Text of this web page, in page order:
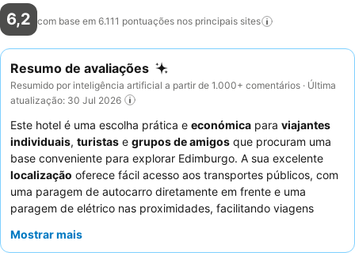
6,2 com base em 6.111 pontuações nos principais sites
Resumo de avaliações
Resumido por inteligência artificial a partir de 1.000+ comentários · Última
atualização: 30 Jul 2026
Este hotel é uma escolha prática e económica para viajantes
individuais, turistas e grupos de amigos que procuram uma
base conveniente para explorar Edimburgo. A sua excelente
localização oferece fácil acesso aos transportes públicos, com
uma paragem de autocarro diretamente em frente e uma
paragem de elétrico nas proximidades, facilitando viagens
mesmo o aeroporto. Embora não haja serviços de refeições no
Mostrar mais